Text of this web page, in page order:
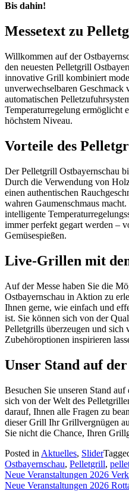
Bis dahin!
Messetext zu
Willkommen auf der
den neuesten Pelletgrill
innovative Grill kombiniert
unverwechselbaren
automatischen
Temperaturregelung ermöglicht
höchstem Niveau.
Vorteile des
Der Pelletgrill Ostbayernschau
Durch die Verwendung von
einen authentischen
wahren Gaumenschmaus
intelligente
immer perfekt gegart werden –
Gemüsespießen.
Live-Grillen mit
Auf der Messe haben Sie die
Ostbayernschau in Aktion zu
Ihnen gerne, wie einfach und
ist. Sie können sich von der
Pelletgrills überzeugen und sich
Zubehöroptionen inspirieren
Unser Stand auf
Besuchen Sie unseren Stand
sich von der Welt des
darauf, Ihnen alle Fragen zu
dieser Grill Ihr Grillvergnügen
Sie nicht die Chance, Ihren
Posted in Aktuelles, Slider
Ostbayernschau, Pelletgrill,
Beitragsnavigation
Neue Veranstaltungen 2026
Neue Veranstaltungen 2026